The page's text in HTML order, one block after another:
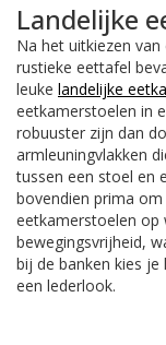
Landelijke
Na het uitkiezen
rustieke eettafel
leuke landelijke
eetkamerstoelen in
robuuster zijn dan
armleuningvlakken
tussen een stoel en
bovendien prima
eetkamerstoelen op
bewegingsvrijheid,
bij de banken kies
een lederlook.